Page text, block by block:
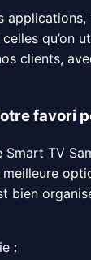
qu’on
clients,
favori
TV
bien
: